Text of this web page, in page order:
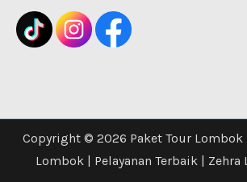
Copyright © 2026 Paket Tour Lombok
Lombok | Pelayanan Terbaik | Zehra